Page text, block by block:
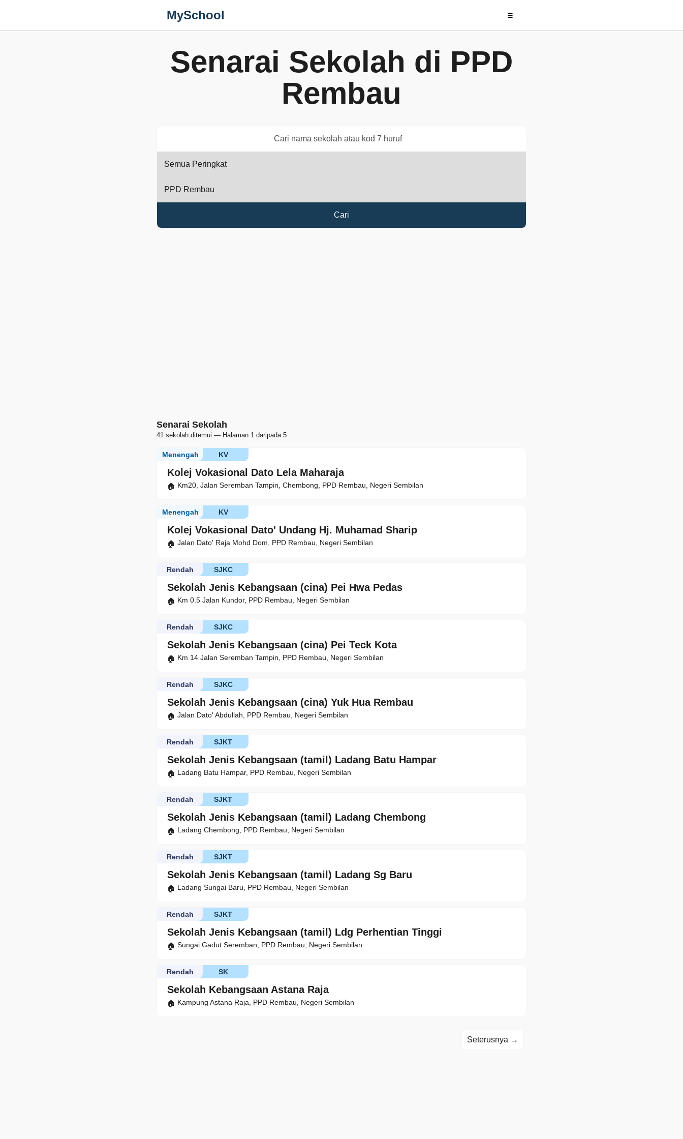
MySchool ☰
Senarai Sekolah di PPD
Rembau
Cari
Senarai Sekolah
41 sekolah ditemui — Halaman 1 daripada 5
Kolej Vokasional Dato Lela Maharaja
KV
Menengah
Km20, Jalan Seremban Tampin, Chembong, PPD Rembau, Negeri Sembilan
Kolej Vokasional Dato' Undang Hj. Muhamad Sharip
KV
Menengah
Jalan Dato' Raja Mohd Dom, PPD Rembau, Negeri Sembilan
Sekolah Jenis Kebangsaan (cina) Pei Hwa Pedas
SJKC
Rendah
Km 0.5 Jalan Kundor, PPD Rembau, Negeri Sembilan
Sekolah Jenis Kebangsaan (cina) Pei Teck Kota
SJKC
Rendah
Km 14 Jalan Seremban Tampin, PPD Rembau, Negeri Sembilan
Sekolah Jenis Kebangsaan (cina) Yuk Hua Rembau
SJKC
Rendah
Jalan Dato' Abdullah, PPD Rembau, Negeri Sembilan
Sekolah Jenis Kebangsaan (tamil) Ladang Batu Hampar
SJKT
Rendah
Ladang Batu Hampar, PPD Rembau, Negeri Sembilan
Sekolah Jenis Kebangsaan (tamil) Ladang Chembong
SJKT
Rendah
Ladang Chembong, PPD Rembau, Negeri Sembilan
Sekolah Jenis Kebangsaan (tamil) Ladang Sg Baru
SJKT
Rendah
Ladang Sungai Baru, PPD Rembau, Negeri Sembilan
Sekolah Jenis Kebangsaan (tamil) Ldg Perhentian Tinggi
SJKT
Rendah
Sungai Gadut Seremban, PPD Rembau, Negeri Sembilan
Sekolah Kebangsaan Astana Raja
SK
Rendah
Kampung Astana Raja, PPD Rembau, Negeri Sembilan
Seterusnya →